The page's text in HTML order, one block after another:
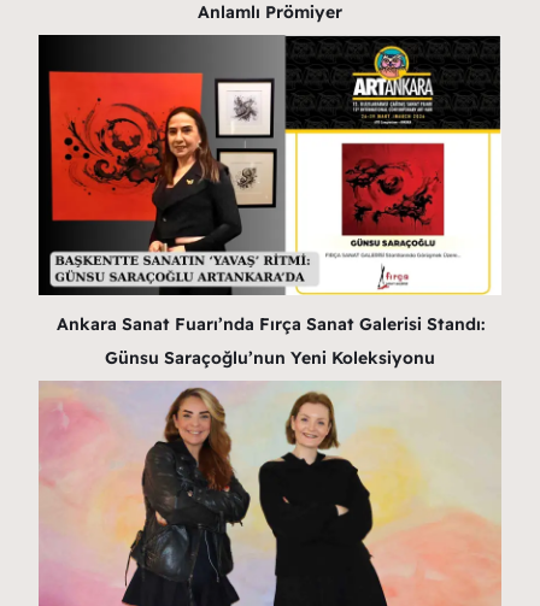
Anlamlı Prömiyer
Ankara Sanat Fuarı’nda Fırça Sanat Galerisi Standı:
Günsu Saraçoğlu’nun Yeni Koleksiyonu